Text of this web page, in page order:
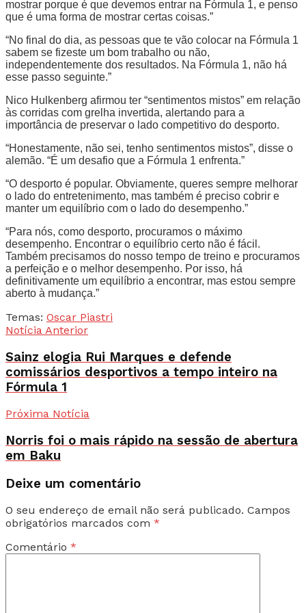
mostrar porque é que devemos entrar na Fórmula 1, e penso
que é uma forma de mostrar certas coisas.”
“No final do dia, as pessoas que te vão colocar na Fórmula 1
sabem se fizeste um bom trabalho ou não,
independentemente dos resultados. Na Fórmula 1, não há
esse passo seguinte.”
Nico Hulkenberg afirmou ter “sentimentos mistos” em relação
às corridas com grelha invertida, alertando para a
importância de preservar o lado competitivo do desporto.
“Honestamente, não sei, tenho sentimentos mistos”, disse o
alemão. “É um desafio que a Fórmula 1 enfrenta.”
“O desporto é popular. Obviamente, queres sempre melhorar
o lado do entretenimento, mas também é preciso cobrir e
manter um equilíbrio com o lado do desempenho.”
“Para nós, como desporto, procuramos o máximo
desempenho. Encontrar o equilíbrio certo não é fácil.
Também precisamos do nosso tempo de treino e procuramos
a perfeição e o melhor desempenho. Por isso, há
definitivamente um equilíbrio a encontrar, mas estou sempre
aberto à mudança.”
Temas: Oscar Piastri
Notícia Anterior
Sainz elogia Rui Marques e defende
comissários desportivos a tempo inteiro na
Fórmula 1
Próxima Notícia
Norris foi o mais rápido na sessão de abertura
em Baku
Deixe um comentário
O seu endereço de email não será publicado. Campos
obrigatórios marcados com *
Comentário *